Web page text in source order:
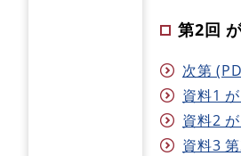
第2回
次第
資料1
資料2
資料3